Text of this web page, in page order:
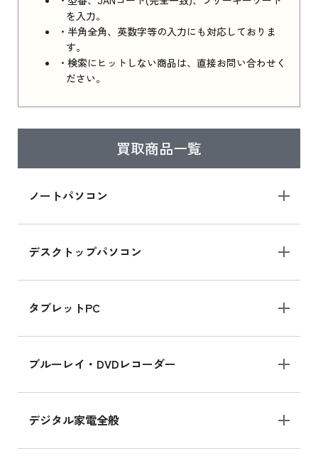
を入力。
・半角全角、英数字等の入力にも対応しておりま
す。
・検索にヒットしない商品は、直接お問い合わせく
ださい。
買取商品一覧
ノートパソコン
デスクトップパソコン
タブレットPC
ブルーレイ・DVDレコーダー
デジタル家電全般
ら
iPad 11インチ 2025年春モデル
はこちら
ら
iPad mini シリーズ 2024
iPad mini 8.3インチ の新品買取価格
iPhone 16 シリーズ
iPhone 16 の新品買取価格
iPad Air 11インチ シリーズ
iPad Air 11インチ の新品買取価格